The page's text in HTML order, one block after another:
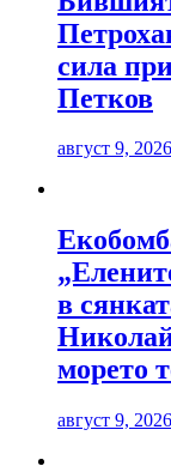
сила
Петков
август 9, 2026
в
морето
август 9, 2026